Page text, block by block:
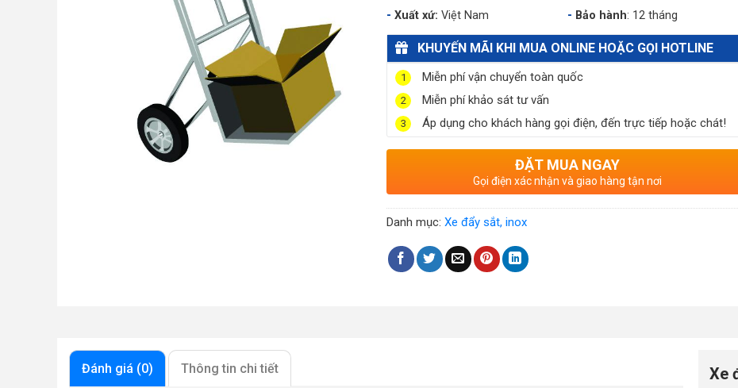
Xuất xứ: Việt Nam Bảo hành: 12 tháng
KHUYẾN MÃI KHI MUA ONLINE HOẶC GỌI HOTLINE
1 Miễn phí vận chuyển toàn quốc
2 Miễn phí khảo sát tư vấn
3 Áp dụng cho khách hàng gọi điện, đến trực tiếp hoặc chát!
ĐẶT MUA NGAY
Gọi điện xác nhận và giao hàng tận nơi
Danh mục: Xe đẩy sắt, inox
Đánh giá (0) Thông tin chi tiết Xe